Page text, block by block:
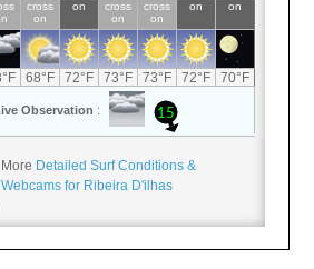
More Detailed Surf Conditions &
Webcams for Ribeira D'ilhas